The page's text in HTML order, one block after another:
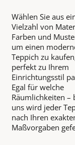
Wählen Sie aus
Vielzahl von
Farben und
um einen
Teppich zu
perfekt zu Ihrem
Einrichtungsstil
Egal für welche
Räumlichkeiten –
uns wird jeder
nach Ihren
Maßvorgaben